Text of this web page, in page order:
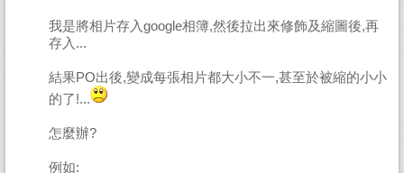
我是將相片存入google相簿,然後拉出來修飾及縮圖後,再
存入...
結果PO出後,變成每張相片都大小不一,甚至於被縮的小小
的了!...
怎麼辦?
例如: